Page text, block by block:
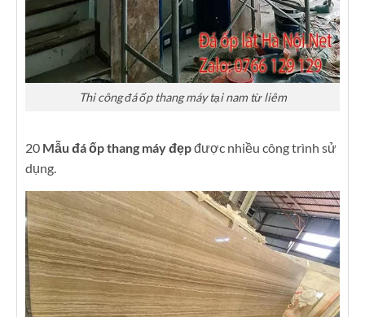
Thi công đá ốp thang máy tại nam từ liêm
20 Mẫu đá ốp thang máy đẹpđược nhiều công trình sử
dụng.